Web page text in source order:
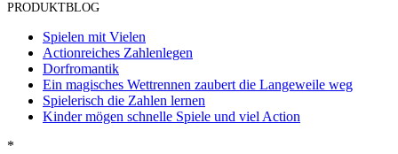
PRODUKTBLOG
Spielen mit Vielen
Actionreiches Zahlenlegen
Dorfromantik
Ein magisches Wettrennen zaubert die Langeweile weg
Spielerisch die Zahlen lernen
Kinder mögen schnelle Spiele und viel Action
*